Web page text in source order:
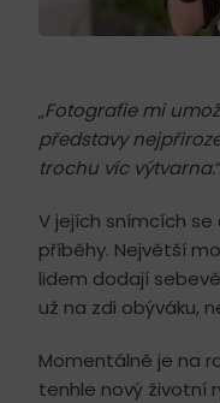
„Fotografie mi
představy
trochu víc výtvarna.“
V jejích snímcích se
příběhy. Největší
lidem dodají
už na zdi obýváku,
Momentálně je na
tenhle nový životní